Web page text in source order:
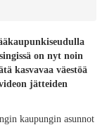
on nyt noin
kasvavaa väestöä
jätteiden
kaupungin asunnot